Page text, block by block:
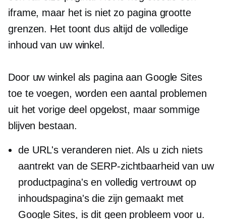
iframe, maar het is niet zo pagina grootte
grenzen. Het toont dus altijd de volledige
inhoud van uw winkel.
Door uw winkel als pagina aan Google Sites
toe te voegen, worden een aantal problemen
uit het vorige deel opgelost, maar sommige
blijven bestaan.
de URL's veranderen niet. Als u zich niets
aantrekt van de SERP-zichtbaarheid van uw
productpagina's en volledig vertrouwt op
inhoudspagina's die zijn gemaakt met
Google Sites, is dit geen probleem voor u.